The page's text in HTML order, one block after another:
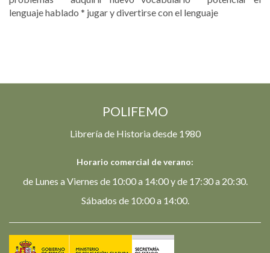
lenguaje hablado * jugar y divertirse con el lenguaje
POLIFEMO
Librería de Historia desde 1980
Horario comercial de verano:
de Lunes a Viernes de 10:00 a 14:00 y de 17:30 a 20:30.
Sábados de 10:00 a 14:00.